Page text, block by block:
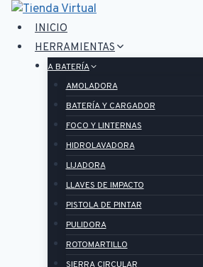
Saltar
contenido
INICIO
HERRAMIENTAS
A BATERÍA
AMOLADORA
BATERÍA Y CARGADOR
FOCO Y LINTERNAS
HIDROLAVADORA
LIJADORA
LLAVES DE IMPACTO
PISTOLA DE PINTAR
PULIDORA
ROTOMARTILLO